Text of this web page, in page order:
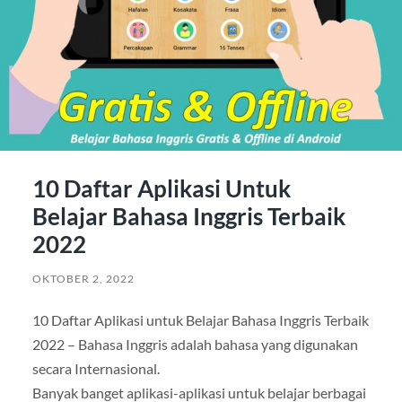
10 Daftar Aplikasi Untuk
Belajar Bahasa Inggris Terbaik
2022
OKTOBER 2, 2022
10 Daftar Aplikasi untuk Belajar Bahasa Inggris Terbaik
2022 – Bahasa Inggris adalah bahasa yang digunakan
secara Internasional.
Banyak banget aplikasi-aplikasi untuk belajar berbagai